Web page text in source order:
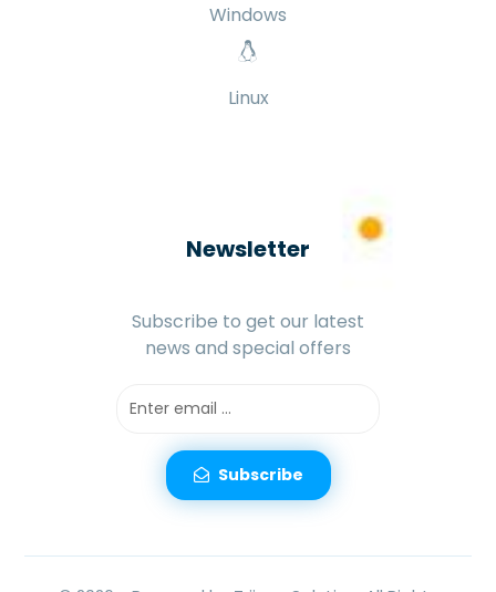
Windows
Linux
Newsletter
Subscribe to get our latest
news and special offers
Subscribe